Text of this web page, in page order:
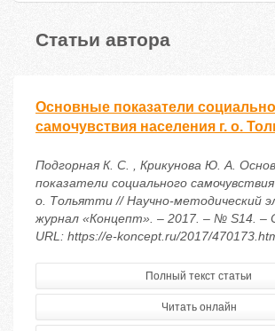
Статьи автора
Основные показатели
самочувствия населения г. о.
Подгорная К. С. , Крикунова Ю. А.
показатели социального
о. Тольятти // Научно-методический
журнал «Концепт». – 2017. – № S14. –
URL: https://e-koncept.ru/2017/
Полный текст статьи
Читать онлайн